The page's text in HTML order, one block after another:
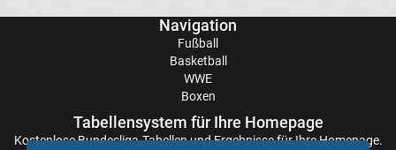
Ergebnisse Navigation
Fußball
Basketball
WWE
Boxen
Tabellensystem für Ihre Homepage
KostenloseBundesliga-Tabellenund Ergebnisse für Ihre Homepage.